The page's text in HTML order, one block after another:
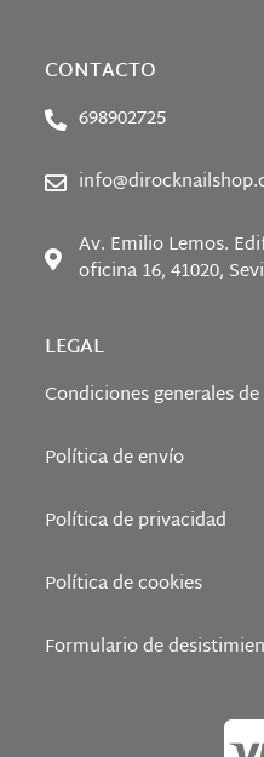
CONTACTO
698902725
Av. Emilio Lemos.
oficina 16, 41020,
LEGAL
Condiciones generales
Política de envío
Política de privacidad
Política de cookies
Formulario de